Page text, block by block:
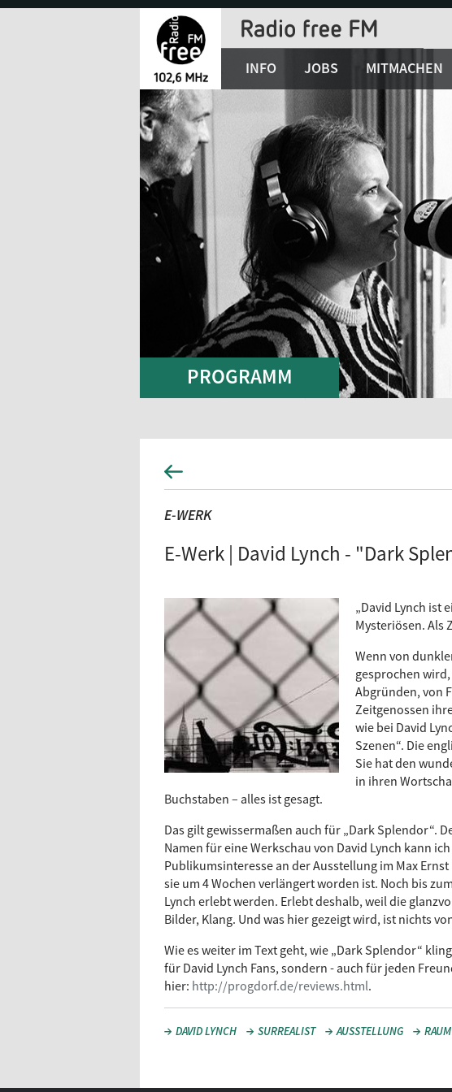
Jump
INFO JOBS MITMACHEN
PROGRAMM
E-WERK
E-Werk | David Lynch - "Dark
„David Lynch ist
Mysteriösen. Als
Wenn von
gesprochen
Abgründen, von
Zeitgenossen
wie bei David
Szenen“. Die
Sie hat den
in ihren
Buchstaben – alles ist gesagt.
Das gilt gewissermaßen auch für „Dark Splendor“.
Namen für eine Werkschau von David Lynch kann
Publikumsinteresse an der Ausstellung im Max
sie um 4 Wochen verlängert worden ist. Noch bis
Lynch erlebt werden. Erlebt deshalb, weil die
Bilder, Klang. Und was hier gezeigt wird, ist nichts
Wie es weiter im Text geht, wie „Dark Splendor“
für David Lynch Fans, sondern - auch für jeden
hier: http://progdorf.de/reviews.html.
DAVID LYNCH SURREALIST AUSSTELLUNG RAUM